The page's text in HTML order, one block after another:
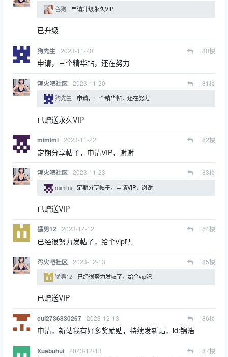
色狗 申请升级永久VIP
已升级
狗先生 2023-11-20 80楼
申请，三个精华帖，还在努力
泻火吧社区 2023-11-20 81楼
狗先生 申请，三个精华帖，还在努力
已赠送永久VIP
mimimi 2023-11-22 82楼
定期分享帖子，申请VIP，谢谢
泻火吧社区 2023-11-23 83楼
mimimi 定期分享帖子，申请VIP，谢谢
已赠送VIP
猛男12 2023-12-12 84楼
已经很努力发帖了，给个vip吧
泻火吧社区 2023-12-13 85楼
猛男12 已经很努力发帖了，给个vip吧
已赠送VIP
cui2736830267 2023-12-13 86楼
申请，新站我有好多奖励贴，持续发新贴，id:锦浩
Xuebuhui 2023-12-13 87楼